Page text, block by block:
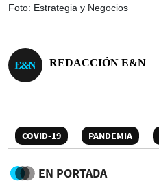
Foto: Estrategia y Negocios
REDACCIÓN E&N
COVID-19 PANDEMIA
EN PORTADA